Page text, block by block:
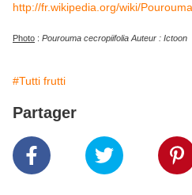
http://fr.wikipedia.org/wiki/
Photo : Pourouma cecropiifolia Auteur : Ictoon
#Tutti frutti
Partager